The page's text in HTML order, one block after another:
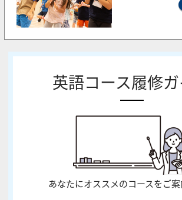
英語コース履修
あなたにオススメのコースをご